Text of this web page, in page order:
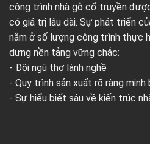
công trình nhà gỗ cổ truyền
có giá trị lâu dài. Sự phát triển
nằm ở số lượng công trình thực
dựng nền tảng vững chắc:
- Đội ngũ thợ lành nghề
- Quy trình sản xuất rõ ràng minh
- Sự hiểu biết sâu về kiến trúc